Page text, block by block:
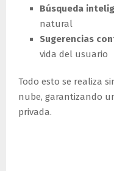
Búsqueda
natural
Sugerencias
vida del usuario
Todo esto se realiza
nube, garantizando
privada.